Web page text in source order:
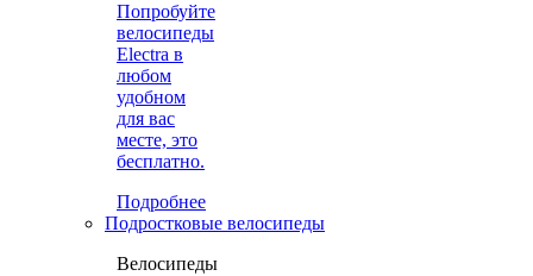
Попробуйте
велосипеды
Electra в
любом
удобном
для вас
месте, это
бесплатно.
Подробнее
Подростковые велосипеды
Велосипеды